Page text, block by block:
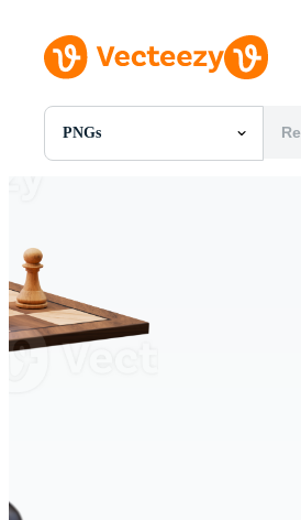
PNGs
Toutes Images
Vidéos
Motion graphics